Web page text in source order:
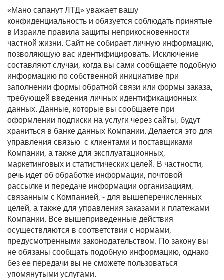
«Мано сапанут ЛТД» уважает вашу
конфиденциальность и обязуется соблюдать принятые
в Израиле правила защиты неприкосновенности
частной жизни. Сайт не собирает личную информацию,
позволяющую вас идентифицировать. Исключение
составляют случаи, когда вы сами сообщаете подобную
информацию по собственной инициативе при
заполнении формы обратной связи или формы заказа,
требующей введения личных идентификационных
данных. Данные, которые вы сообщаете при
оформлении подписки на услуги через сайты, будут
храниться в банке данных Компании. Делается это для
управления связью с клиентами и поставщиками
Компании, а также для эксплуатационных,
маркетинговых и статистических целей. В частности,
речь идет об обработке информации, почтовой
рассылке и передаче информации организациям,
связанным с Компанией, - для вышеперечисленных
целей, а также для управления заказами и платежами
Компании. Все вышеприведенные действия
осуществляются в соответствии с нормами,
предусмотренными законодательством. По закону вы
не обязаны сообщать подобную информацию, однако
без ее передачи вы не сможете пользоваться
упомянутыми услугами.